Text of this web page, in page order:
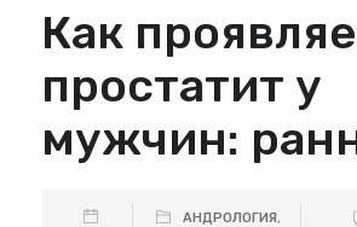
Как
простатит у
мужчин:
АНДРОЛОГИЯ,